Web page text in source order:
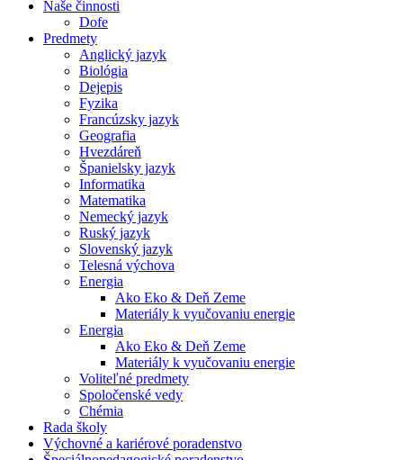
Naše činnosti
Dofe
Predmety
Anglický jazyk
Biológia
Dejepis
Fyzika
Francúzsky jazyk
Geografia
Hvezdáreň
Španielsky jazyk
Informatika
Matematika
Nemecký jazyk
Ruský jazyk
Slovenský jazyk
Telesná výchova
Energia
Ako Eko & Deň Zeme
Materiály k vyučovaniu energie
Energia
Ako Eko & Deň Zeme
Materiály k vyučovaniu energie
Voliteľné predmety
Spoločenské vedy
Chémia
Rada školy
Výchovné a kariérové poradenstvo